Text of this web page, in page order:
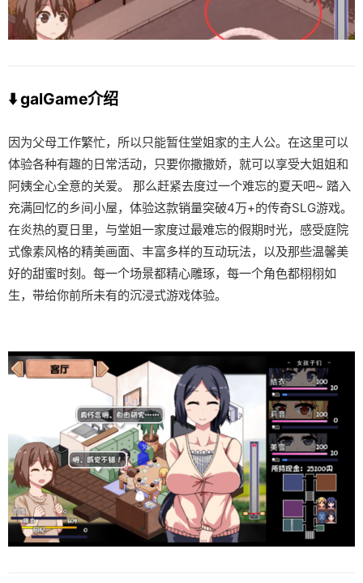
⬇️ galGame介绍
因为父母工作繁忙，所以只能暂住堂姐家的主人公。在这里可以
体验各种有趣的日常活动，只要你撒撒娇，就可以享受大姐姐和
阿姨全心全意的关爱。 那么赶紧去度过一个难忘的夏天吧~ 踏入
充满回忆的乡间小屋，体验这款销量突破4万+的传奇SLG游戏。
在炎热的夏日里，与堂姐一家度过最难忘的假期时光，感受庭院
式像素风格的精美画面、丰富多样的互动玩法，以及那些温馨美
好的甜蜜时刻。每一个场景都精心雕琢，每一个角色都栩栩如
生，带给你前所未有的沉浸式游戏体验。